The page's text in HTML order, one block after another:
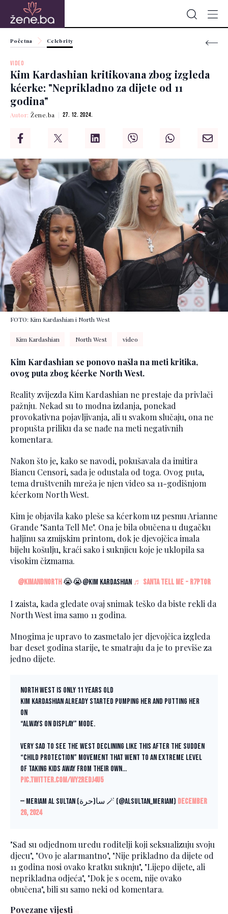
Početna Celebrity
VIDEO
Kim Kardashian kritikovana zbog izgleda
kćerke: "Neprikladno za dijete od 11
godina"
Autor:Žene.ba 27. 12. 2024.
FOTO: Kim Kardashian i North West
Kim Kardashian North West video
Kim Kardashian se ponovo našla na meti kritika,
ovog puta zbog kćerke North West.
Reality zvijezda Kim Kardashian ne prestaje da privlači
pažnju. Nekad su to modna izdanja, ponekad
provokativna pojavljivanja, ali u svakom slučaju, ona ne
propušta priliku da se nađe na meti negativnih
komentara.
Nakon što je, kako se navodi, pokušavala da imitira
Biancu Censori, sada je odustala od toga. Ovog puta,
tema društvenih mreža je njen video sa 11-godišnjom
kćerkom North West.
Kim je objavila kako pleše sa kćerkom uz pesmu Arianne
Grande "Santa Tell Me". Ona je bila obučena u dugačku
haljinu sa zmijskim printom, dok je djevojčica imala
bijelu košulju, kraći sako i suknjicu koje je uklopila sa
visokim čizmama.
@kimandnorth😭😭@Kim Kardashian ♬ santa tell me - ‍r7ptor
I zaista, kada gledate ovaj snimak teško da biste rekli da
North West ima samo 11 godina.
Mnogima je upravo to zasmetalo jer djevojčica izgleda
bar deset godina starije, te smatraju da je to previše za
jedno dijete.
North West is only 11 years old
Kim Kardashian already started pumping her and putting her
on
“Always on display” mode.
Very sad to see the west declining like this after the sudden
“child protection” movement that went to an extreme level
of taking kids away from their own…
pic.twitter.com/Wy2ReDJ4u5
— Meriam Al Sultan سا(حرة) 🪄 (@AlSultan_Meriam) December
26, 2024
"Sad su odjednom uredu roditelji koji seksualizuju svoju
djecu", "Ovo je alarmantno", "Nije prikladno da dijete od
11 godina nosi ovako kratku suknju", "Lijepo dijete, ali
neprikladna odjeća", "Dok je s ocem, nije ovako
obučena", bili su samo neki od komentara.
Povezane vijesti